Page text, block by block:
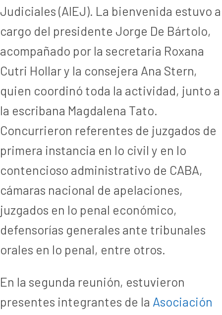
Judiciales (AIEJ). La bienvenida estuvo a
cargo del presidente Jorge De Bártolo,
acompañado por la secretaria Roxana
Cutri Hollar y la consejera Ana Stern,
quien coordinó toda la actividad, junto a
la escribana Magdalena Tato.
Concurrieron referentes de juzgados de
primera instancia en lo civil y en lo
contencioso administrativo de CABA,
cámaras nacional de apelaciones,
juzgados en lo penal económico,
defensorías generales ante tribunales
orales en lo penal, entre otros.
En la segunda reunión, estuvieron
presentes integrantes de la Asociación